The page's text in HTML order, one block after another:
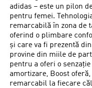
adidas – este un pilon
pentru femei.
remarcabilă în zona de
oferind o plimbare
și care va fi prezentă
provine din miile de
pentru a oferi o
amortizare, Boost
remarcabil la fiecare